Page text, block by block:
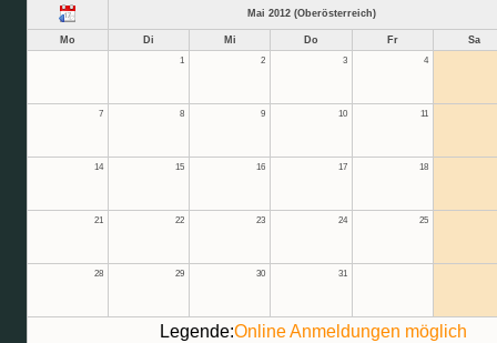
Mai 2012 (Oberösterreich)
Mo Di Mi Do Fr Sa
1 2 3 4
7 8 9 10 11
14 15 16 17 18
21 22 23 24 25
28 29 30 31
Legende:Online Anmeldungen möglich